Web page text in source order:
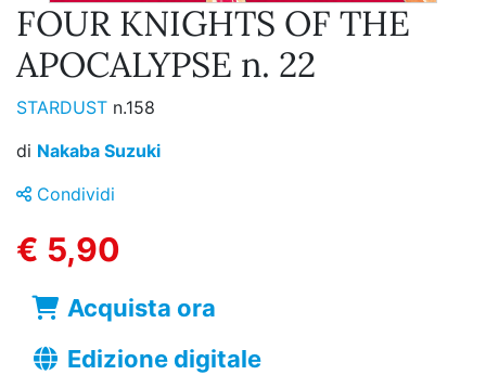
FOUR KNIGHTS OF THE
APOCALYPSE n. 22
STARDUST n.158
di Nakaba Suzuki
Condividi
€ 5,90
Acquista ora
Edizione digitale